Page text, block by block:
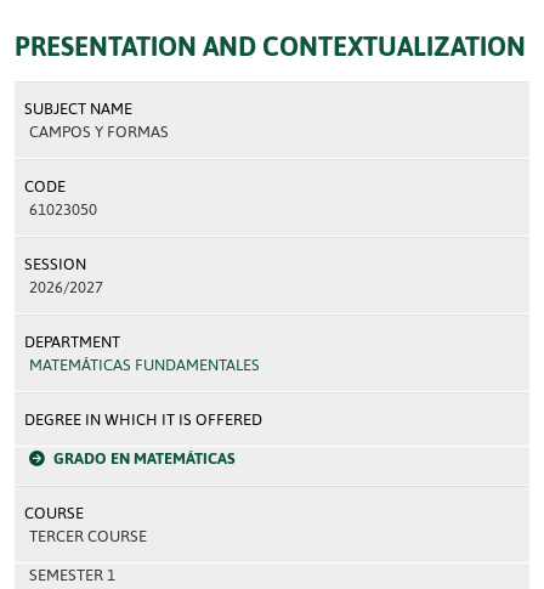
PRESENTATION AND CONTEXTUALIZATION
SUBJECT NAME
CAMPOS Y FORMAS
CODE
61023050
SESSION
2026/2027
DEPARTMENT
MATEMÁTICAS FUNDAMENTALES
DEGREE IN WHICH IT IS OFFERED
GRADO EN MATEMÁTICAS
COURSE
TERCER COURSE
SEMESTER 1